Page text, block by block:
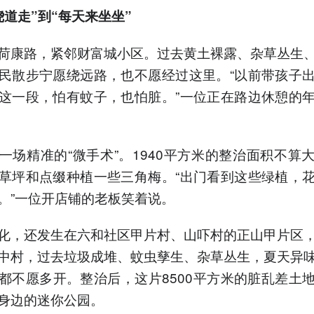
走”到“每天来坐坐”
康路，紧邻财富城小区。过去黄土裸露、杂草丛生
散步宁愿绕远路，也不愿经过这里。“以前带孩子
一段，怕有蚊子，也怕脏。”一位正在路边休憩的
场精准的“微手术”。1940平方米的整治面积不算
坪和点缀种植一些三角梅。“出门看到这些绿植，
”一位开店铺的老板笑着说。
，还发生在六和社区甲片村、山吓村的正山甲片区
村，过去垃圾成堆、蚊虫孳生、杂草丛生，夏天异
不愿多开。整治后，这片8500平方米的脏乱差土
边的迷你公园。